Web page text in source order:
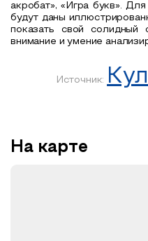
акробат», «Игра букв».
будут даны
показать свой солидный
внимание и умение
Источник:
На карте